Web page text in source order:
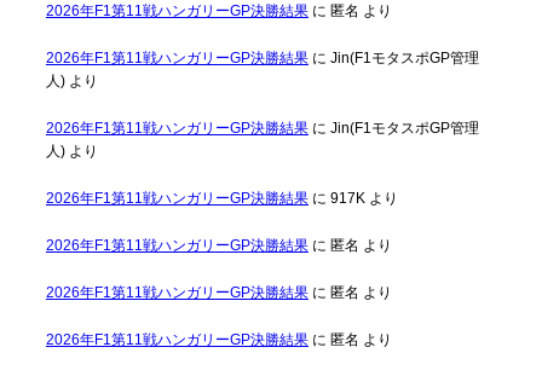
2026年F1第11戦ハンガリーGP決勝結果に 匿名 より
2026年F1第11戦ハンガリーGP決勝結果に Jin(F1モタスポGP管理
人)より
2026年F1第11戦ハンガリーGP決勝結果に Jin(F1モタスポGP管理
人)より
2026年F1第11戦ハンガリーGP決勝結果に 917K より
2026年F1第11戦ハンガリーGP決勝結果に 匿名 より
2026年F1第11戦ハンガリーGP決勝結果に 匿名 より
2026年F1第11戦ハンガリーGP決勝結果に 匿名 より